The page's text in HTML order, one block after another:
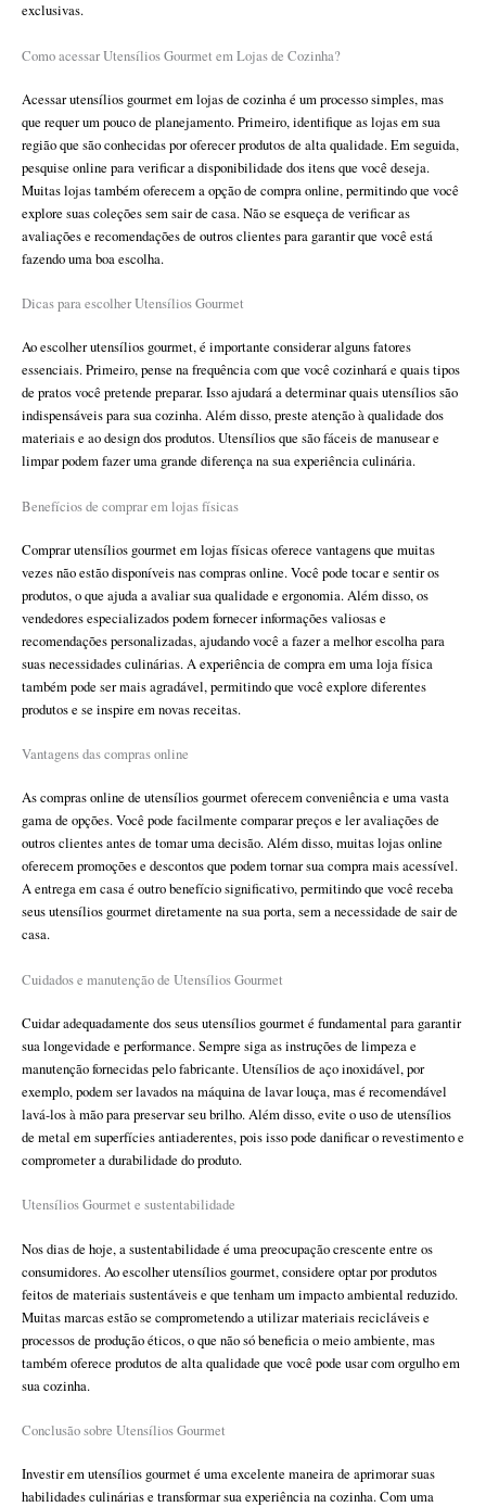
exclusivas.
Como acessar Utensílios Gourmet em Lojas de Cozinha?
Acessar utensílios gourmet em lojas de cozinha é um processo simples, mas
que requer um pouco de planejamento. Primeiro, identifique as lojas em sua
região que são conhecidas por oferecer produtos de alta qualidade. Em seguida,
pesquise online para verificar a disponibilidade dos itens que você deseja.
Muitas lojas também oferecem a opção de compra online, permitindo que você
explore suas coleções sem sair de casa. Não se esqueça de verificar as
avaliações e recomendações de outros clientes para garantir que você está
fazendo uma boa escolha.
Dicas para escolher Utensílios Gourmet
Ao escolher utensílios gourmet, é importante considerar alguns fatores
essenciais. Primeiro, pense na frequência com que você cozinhará e quais tipos
de pratos você pretende preparar. Isso ajudará a determinar quais utensílios são
indispensáveis para sua cozinha. Além disso, preste atenção à qualidade dos
materiais e ao design dos produtos. Utensílios que são fáceis de manusear e
limpar podem fazer uma grande diferença na sua experiência culinária.
Benefícios de comprar em lojas físicas
Comprar utensílios gourmet em lojas físicas oferece vantagens que muitas
vezes não estão disponíveis nas compras online. Você pode tocar e sentir os
produtos, o que ajuda a avaliar sua qualidade e ergonomia. Além disso, os
vendedores especializados podem fornecer informações valiosas e
recomendações personalizadas, ajudando você a fazer a melhor escolha para
suas necessidades culinárias. A experiência de compra em uma loja física
também pode ser mais agradável, permitindo que você explore diferentes
produtos e se inspire em novas receitas.
Vantagens das compras online
As compras online de utensílios gourmet oferecem conveniência e uma vasta
gama de opções. Você pode facilmente comparar preços e ler avaliações de
outros clientes antes de tomar uma decisão. Além disso, muitas lojas online
oferecem promoções e descontos que podem tornar sua compra mais acessível.
A entrega em casa é outro benefício significativo, permitindo que você receba
seus utensílios gourmet diretamente na sua porta, sem a necessidade de sair de
casa.
Cuidados e manutenção de Utensílios Gourmet
Cuidar adequadamente dos seus utensílios gourmet é fundamental para garantir
sua longevidade e performance. Sempre siga as instruções de limpeza e
manutenção fornecidas pelo fabricante. Utensílios de aço inoxidável, por
exemplo, podem ser lavados na máquina de lavar louça, mas é recomendável
lavá-los à mão para preservar seu brilho. Além disso, evite o uso de utensílios
de metal em superfícies antiaderentes, pois isso pode danificar o revestimento e
comprometer a durabilidade do produto.
Utensílios Gourmet e sustentabilidade
Nos dias de hoje, a sustentabilidade é uma preocupação crescente entre os
consumidores. Ao escolher utensílios gourmet, considere optar por produtos
feitos de materiais sustentáveis e que tenham um impacto ambiental reduzido.
Muitas marcas estão se comprometendo a utilizar materiais recicláveis e
processos de produção éticos, o que não só beneficia o meio ambiente, mas
também oferece produtos de alta qualidade que você pode usar com orgulho em
sua cozinha.
Conclusão sobre Utensílios Gourmet
Investir em utensílios gourmet é uma excelente maneira de aprimorar suas
habilidades culinárias e transformar sua experiência na cozinha. Com uma